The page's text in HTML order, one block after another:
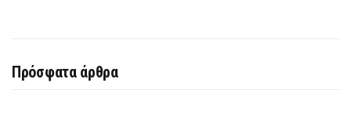
Πρόσφατα άρθρα